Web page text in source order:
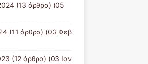
(13 άρθρα) (05
(11 άρθρα) (03 Φεβ
(12 άρθρα) (03 Ιαν